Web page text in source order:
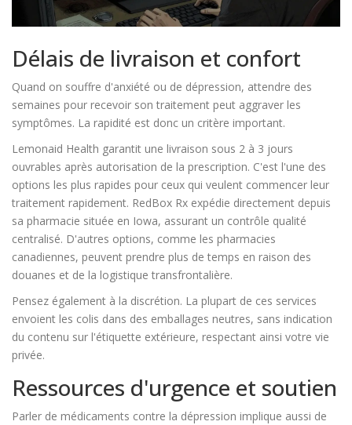
Délais de livraison et confort
Quand on souffre d'anxiété ou de dépression, attendre des
semaines pour recevoir son traitement peut aggraver les
symptômes. La rapidité est donc un critère important.
Lemonaid Health garantit une livraison sous 2 à 3 jours
ouvrables après autorisation de la prescription. C'est l'une des
options les plus rapides pour ceux qui veulent commencer leur
traitement rapidement. RedBox Rx expédie directement depuis
sa pharmacie située en Iowa, assurant un contrôle qualité
centralisé. D'autres options, comme les pharmacies
canadiennes, peuvent prendre plus de temps en raison des
douanes et de la logistique transfrontalière.
Pensez également à la discrétion. La plupart de ces services
envoient les colis dans des emballages neutres, sans indication
du contenu sur l'étiquette extérieure, respectant ainsi votre vie
privée.
Ressources d'urgence et soutien
Parler de médicaments contre la dépression implique aussi de